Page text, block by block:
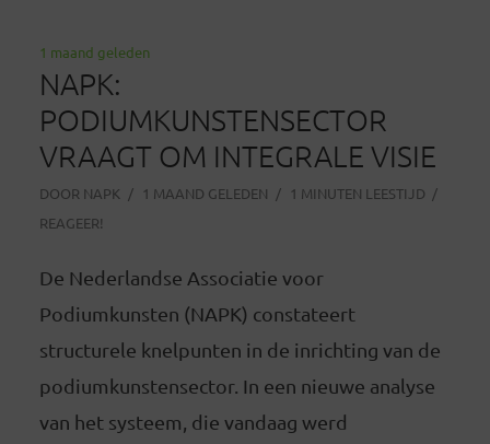
1 maand geleden
NAPK:
PODIUMKUNSTENSECTOR
VRAAGT OM INTEGRALE VISIE
DOOR NAPK 1 MAAND GELEDEN
1 MINUTEN LEESTIJD
REAGEER!
De Nederlandse Associatie voor
Podiumkunsten (NAPK) constateert
structurele knelpunten in de inrichting van de
podiumkunstensector. In een nieuwe analyse
van het systeem, die vandaag werd